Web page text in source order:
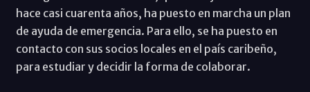
hace casi cuarenta años, ha puesto en marcha un plan
de ayuda de emergencia. Para ello, se ha puesto en
contacto con sus socios locales en el país caribeño,
para estudiar y decidir la forma de colaborar.